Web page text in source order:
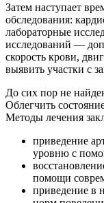
Затем наступает
обследования:
лабораторные
исследований —
скорость крови,
выявить участки с
До сих пор не
Облегчить
Методы лечения
приведение
уровню с
помощи
приведение в